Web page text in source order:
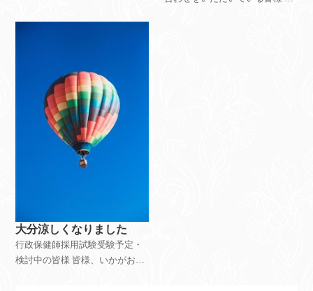
大分涼しくなりました
行政保健師採用試験受験予定・
検討中の皆様 皆様、いかがお過